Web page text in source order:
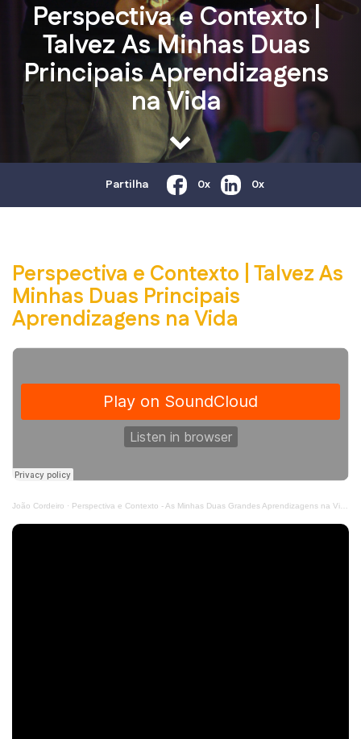
Perspectiva e Contexto |
Talvez As Minhas Duas
Principais Aprendizagens
na Vida
Partilha 0x 0x
Perspectiva e Contexto | Talvez As
Minhas Duas Principais
Aprendizagens na Vida
João Cordeiro · Perspectiva e Contexto - As Minhas Duas Grandes Aprendizagens na Vida